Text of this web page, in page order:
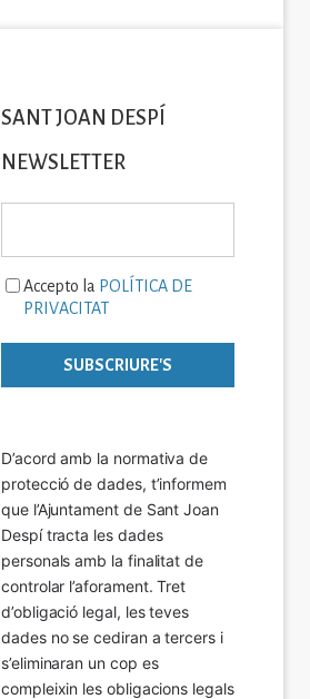
SANT JOAN DESPÍ
NEWSLETTER
Accepto la POLÍTICA DE
PRIVACITAT
D’acord amb la normativa de
protecció de dades, t’informem
que l’Ajuntament de Sant Joan
Despí tracta les dades
personals amb la finalitat de
controlar l’aforament. Tret
d’obligació legal, les teves
dades no se cediran a tercers i
s’eliminaran un cop es
compleixin les obligacions legals